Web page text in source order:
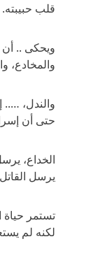
قلب حبيبته.
ويحكى .. أن
والمخادع،
والندل،
حتى أن
الخداع،
يرسل
تستمر حياة
لكنه لم